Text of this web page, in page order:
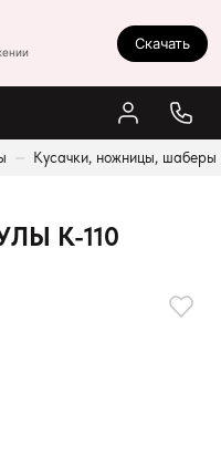
Скачать
Кусачки, ножницы, шаберы
К-110